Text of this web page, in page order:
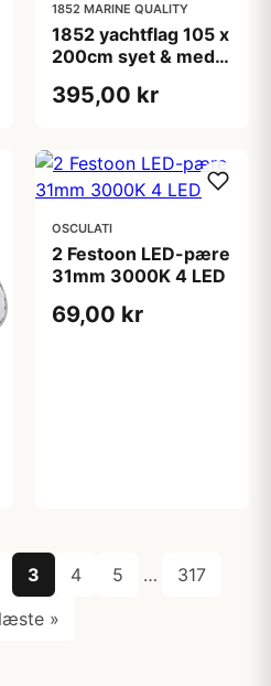
1852 MARINE QUALITY
1852 yachtflag 105 x
200cm syet & med
395,00 kr
OSCULATI
2 Festoon LED-pære
31mm 3000K 4 LED
69,00 kr
3 4 5 …
317
»